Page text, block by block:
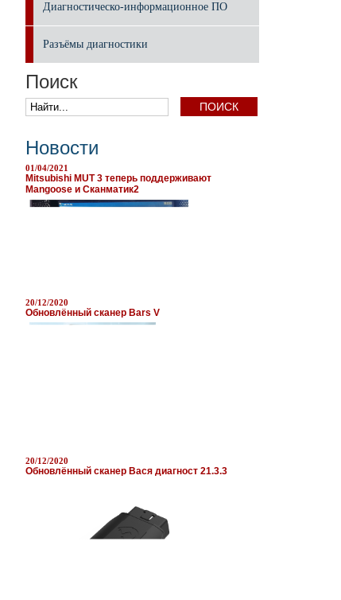
Диагностическо-информационное ПО
Разъёмы диагностики
Поиск
Новости
01/04/2021
Mitsubishi MUT 3 теперь поддерживают
Mangoose и Сканматик2
20/12/2020
Обновлённый сканер Bars V
20/12/2020
Обновлённый сканер Вася диагност 21.3.3